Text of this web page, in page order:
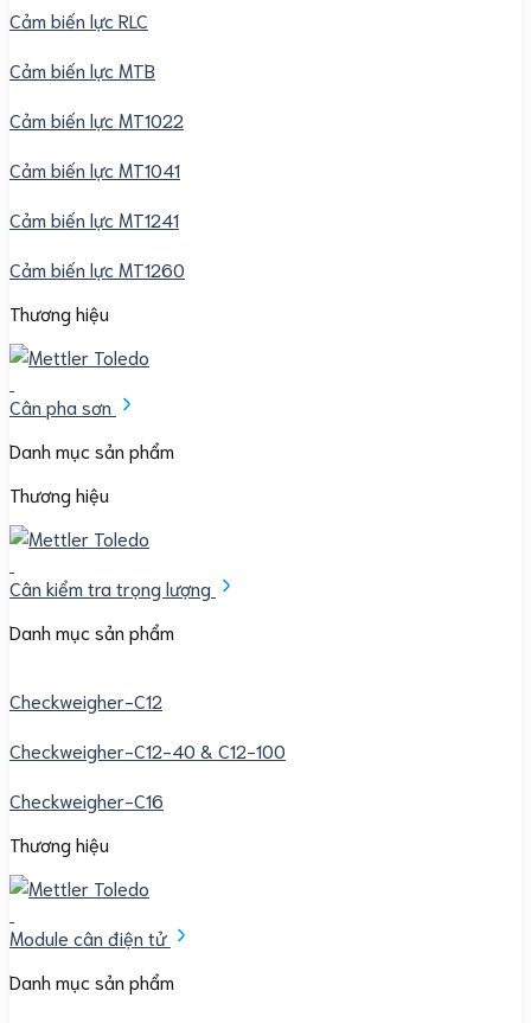
Cảm biến lực RLC
Cảm biến lực MTB
Cảm biến lực MT1022
Cảm biến lực MT1041
Cảm biến lực MT1241
Cảm biến lực MT1260
Thương hiệu
Cân pha sơn
Danh mục sản phẩm
Thương hiệu
Cân kiểm tra trọng lượng
Danh mục sản phẩm
Checkweigher-C12
Checkweigher-C12-40 & C12-100
Checkweigher-C16
Thương hiệu
Module cân điện tử
Danh mục sản phẩm